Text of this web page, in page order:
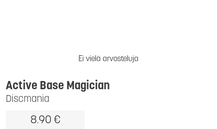
Ei vielä arvosteluja
Discmania
Active Base Magician
8.90 €